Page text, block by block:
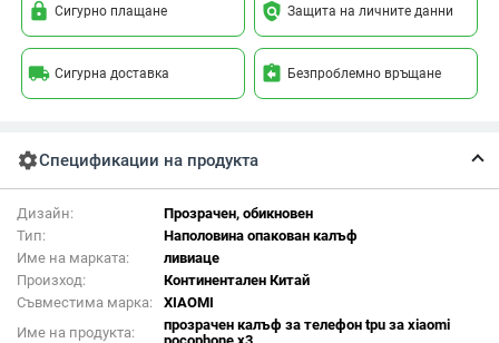
lock Сигурно плащане policy Защита на личните данни
local_shipping Сигурна доставка assignment_return Безпроблемно връщане
settingsСпецификации на продукта
Дизайн:
Прозрачен, обикновен
Тип:
Наполовина опакован калъф
Име на марката:
ливиаце
Произход:
Континентален Китай
Съвместима марка:
XIAOMI
Име на продукта:
прозрачен калъф за телефон tpu за xiaomi